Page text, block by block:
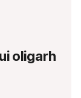
oligarh